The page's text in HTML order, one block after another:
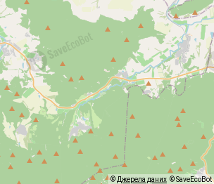
© Джерела даних © SaveEcoBot